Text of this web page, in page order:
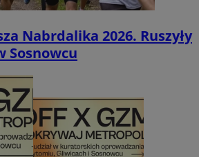
Nabrdalika 2026. Ruszyły
Sosnowcu